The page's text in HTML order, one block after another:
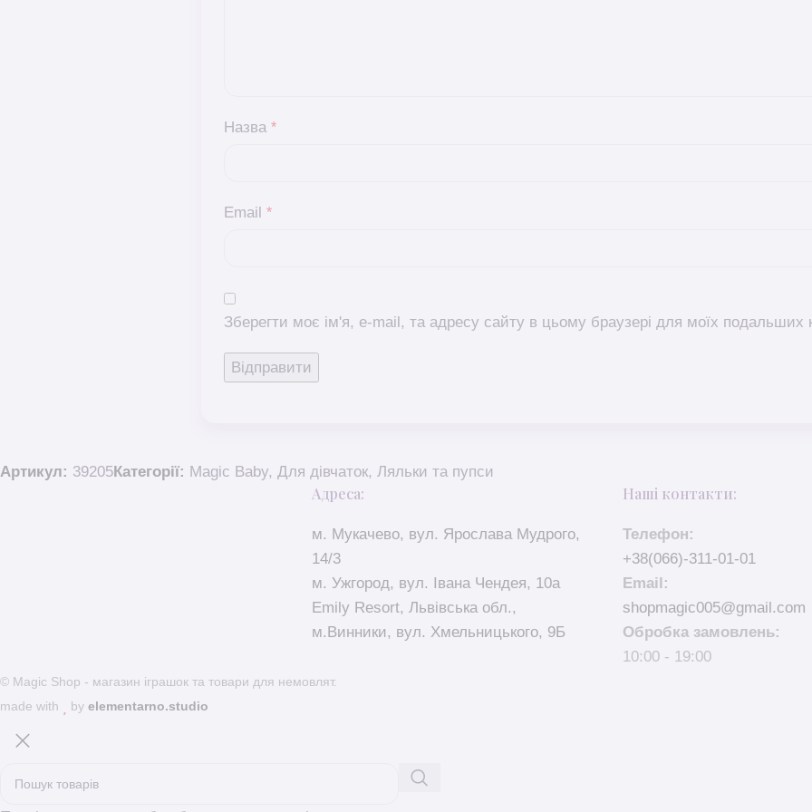
Назва *
Email *
Зберегти моє ім'я, e-mail, та адресу сайту в цьому браузері для моїх подальших
Артикул: 39205Категорії: Magic Baby, Для дівчаток, Ляльки та пупси
Адреса:
м. Мукачево, вул. Ярослава Мудрого,
14/3
м. Ужгород, вул. Івана Чендея, 10а
Emily Resort, Львівська обл.,
м.Винники, вул. Хмельницького, 9Б
Наші контакти:
Телефон:
+38(066)-311-01-01
Email:
shopmagic005@gmail.com
Обробка замовлень:
10:00 - 19:00
© Magic Shop - магазин іграшок та товари для немовлят.
made with
by elementarno.studio